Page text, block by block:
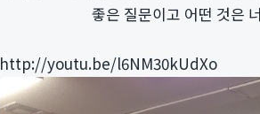
좋은 질문이고 어떤 것은
http://youtu.be/l6NM30kUdXo